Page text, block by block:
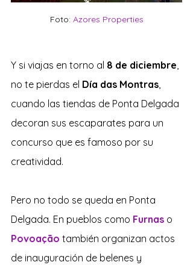
Foto: Azores Properties
Y si viajas en torno al 8 de diciembre,
no te pierdas el Día das Montras,
cuando las tiendas de Ponta Delgada
decoran sus escaparates para un
concurso que es famoso por su
creatividad.
Pero no todo se queda en Ponta
Delgada. En pueblos como Furnas o
Povoação también organizan actos
de inauguración de belenes y